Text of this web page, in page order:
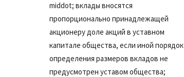
middot;вклады вносятся
пропорционально принадлежащей
акционеру доле акций в уставном
капитале общества, если иной порядок
определения размеров вкладов не
предусмотрен уставом общества;